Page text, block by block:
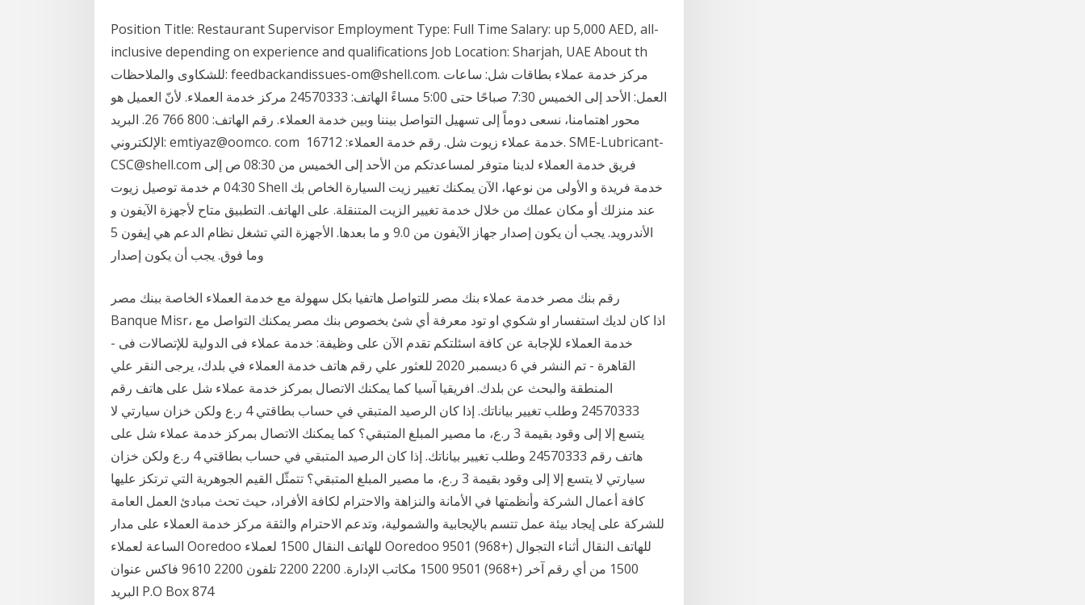
Position Title: Restaurant Supervisor Employment Type: Full Time Salary: up 5,000 AED, all-
inclusive depending on experience and qualifications Job Location: Sharjah, UAE About th
للشكاوى والملاحظات: feedbackandissues-om@shell.com. مركز خدمة عملاء بطاقات شل: ساعات
العمل: الأحد إلى الخميس 7:30 صباحًا حتى 5:00 مساءً الهاتف: 24570333 مركز خدمة العملاء. لأنّ العميل هو
محور اهتمامنا، نسعى دوماً إلى تسهيل التواصل بيننا وبين خدمة العملاء. رقم الهاتف: 800 766 26. البريد
الإلكتروني: emtiyaz@oomco. com خدمة عملاء زيوت شل. رقم خدمة العملاء: 16712. SME-Lubricant-
CSC@shell.com فريق خدمة العملاء لدينا متوفر لمساعدتكم من الأحد إلى الخميس من 08:30 ص إلى
04:30 م خدمة توصيل زيوت Shell خدمة فريدة و الأولى من نوعها، الآن يمكنك تغيير زيت السيارة الخاص بك
عند منزلك أو مكان عملك من خلال خدمة تغيير الزيت المتنقلة. على الهاتف. التطبيق متاح لأجهزة الآيفون و
الأندرويد. يجب أن يكون إصدار جهاز الآيفون من 9.0 و ما بعدها. الأجهزة التي تشغل نظام الدعم هي إيفون 5
رقم بنك مصر خدمة عملاء بنك مصر للتواصل هاتفيا بكل سهولة مع خدمة العملاء الخاصة ببنك مصر
Banque Misr، اذا كان لديك استفسار او شكوي او تود معرفة أي شئ بخصوص بنك مصر يمكنك التواصل مع
خدمة العملاء للإجابة عن كافة اسئلتكم تقدم الآن على وظيفة: خدمة عملاء فى الدولية للإتصالات فى -
القاهرة - تم النشر في 6 ديسمبر 2020 للعثور علي رقم هاتف خدمة العملاء في بلدك، يرجى النقر علي
المنطقة والبحث عن بلدك. افريقيا آسيا كما يمكنك الاتصال بمركز خدمة عملاء شل على هاتف رقم
24570333 وطلب تغيير بياناتك. إذا كان الرصيد المتبقي في حساب بطاقتي 4 ر.ع ولكن خزان سيارتي لا
يتسع إلا إلى وقود بقيمة 3 ر.ع، ما مصير المبلغ المتبقي؟ كما يمكنك الاتصال بمركز خدمة عملاء شل على
هاتف رقم 24570333 وطلب تغيير بياناتك. إذا كان الرصيد المتبقي في حساب بطاقتي 4 ر.ع ولكن خزان
سيارتي لا يتسع إلا إلى وقود بقيمة 3 ر.ع، ما مصير المبلغ المتبقي؟ تتمثّل القيم الجوهرية التي ترتكز عليها
كافة أعمال الشركة وأنظمتها في الأمانة والنزاهة والاحترام لكافة الأفراد، حيث تحث مبادئ العمل العامة
للشركة على إيجاد بيئة عمل تتسم بالإيجابية والشمولية، وتدعم الاحترام والثقة مركز خدمة العملاء على مدار
الساعة لعملاء Ooredoo للهاتف النقال 1500 لعملاء Ooredoo للهاتف النقال أثناء التجوال (+968) 9501
1500 من أي رقم آخر (+968) 9501 1500 مكاتب الإدارة. 2200 2200 تلفون 2200 9610 فاكس عنوان
البريد P.O Box 874